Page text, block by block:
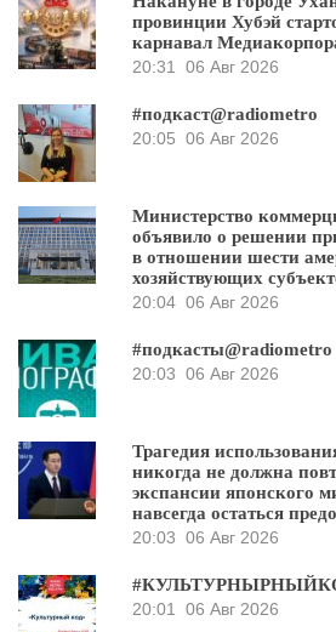
провинции Хубэй
карнавал
20:31
06 Авг 2026
#подкаст@radiometro
20:05 06 Авг 2026
Министерство
объявило о решении
в отношении шести
хозяйствующих
20:04 06 Авг 2026
#подкасты@radiometro
20:03 06 Авг 2026
Трагедия
никогда не должна
экспансии японского
навсегда остаться
20:03 06 Авг 2026
20:01
06 Авг 2026